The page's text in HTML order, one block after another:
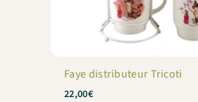
Faye distributeur Tricoti
22,00€